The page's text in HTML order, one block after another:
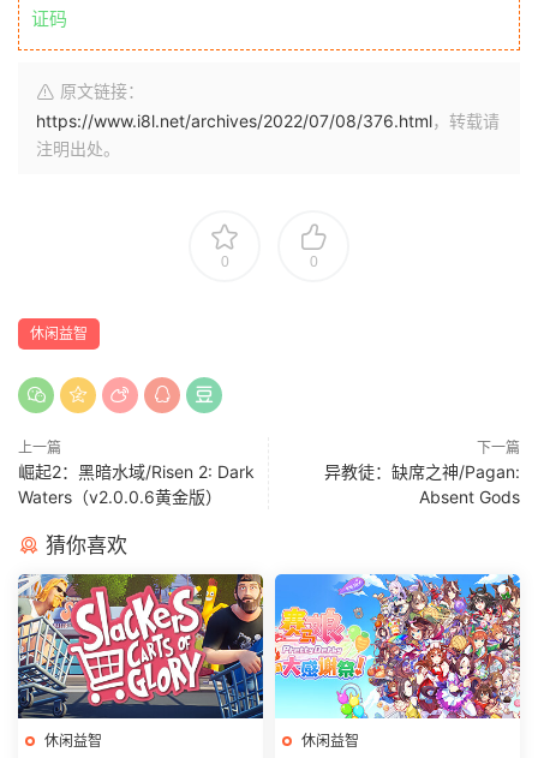
证码
原文链接：
https://www.i8l.net/archives/2022/07/08/376.html，转载请
注明出处。
0 0
休闲益智
上一篇
崛起2：黑暗水域/Risen 2: Dark
Waters（v2.0.0.6黄金版）
下一篇
异教徒：缺席之神/Pagan:
Absent Gods
猜你喜欢
休闲益智 休闲益智